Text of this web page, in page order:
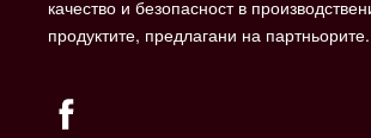
качество и безопасност в
продуктите, предлагани на партньорите.